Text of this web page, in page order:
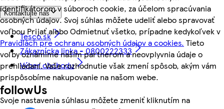
identifikátorom v súboroch cookie, za účelom spracúvania
osobných údajov. Svoj súhlas môžete udeliť alebo spravovať
voľbou Prijať alebo Odmietnuť všetko, prípadne kedykoľvek v
Pravidlách pre ochranu osobných údajov a cookies. Tieto
voľby oznámime našim partnerom a neovplyvnia údaje o
prehliadaní. Vaše rozhodnutie však zmení spôsob, akým vám
prispôsobíme nakupovanie na našom webe.
Svoje nastavenia súhlasu môžete zmeniť kliknutím na
Kontaktujte nás
Tesco.sk
Zákaznícka linka - 0800222333
Výber obchodu
followUs